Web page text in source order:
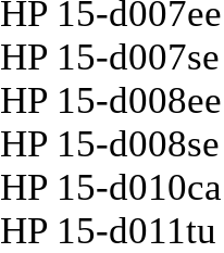
HP 15-d007ee
HP 15-d007se
HP 15-d008ee
HP 15-d008se
HP 15-d010ca
HP 15-d011tu